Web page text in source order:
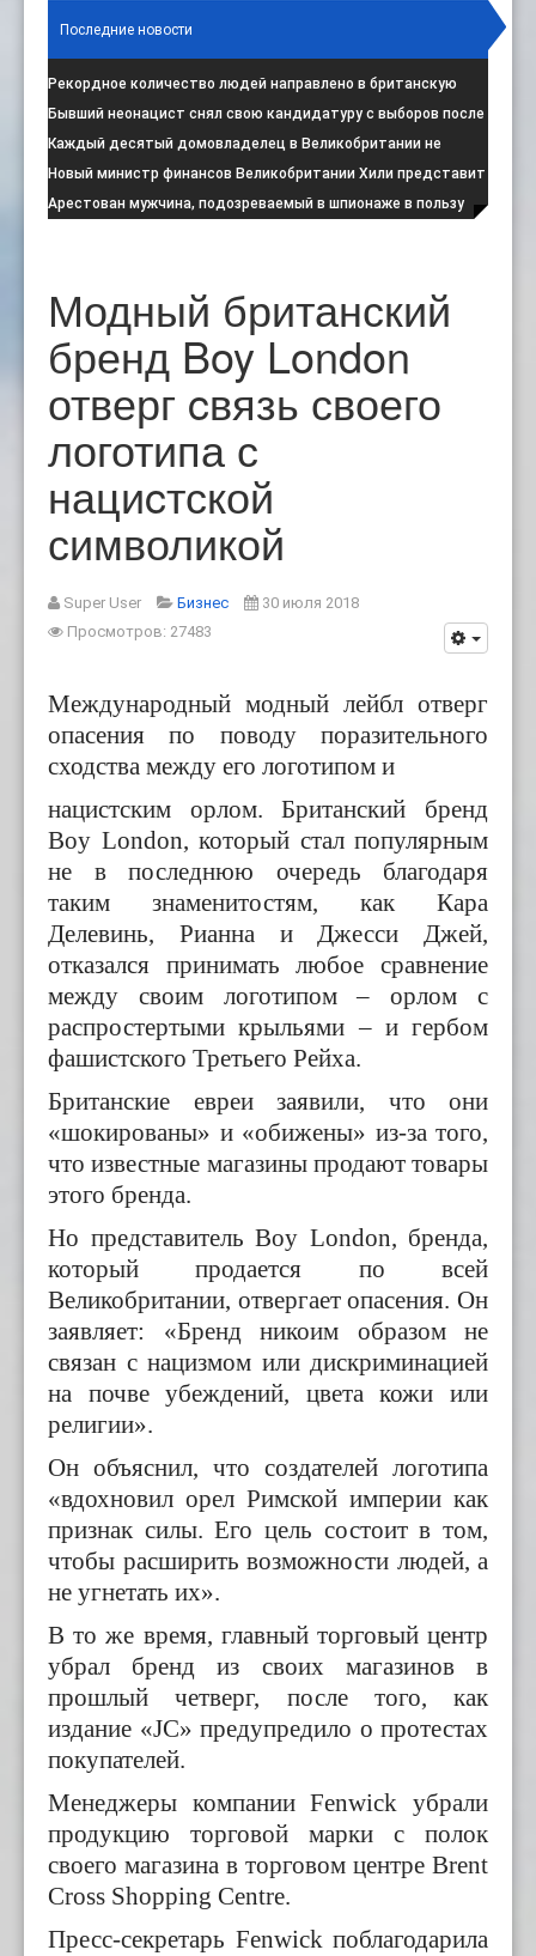
Последние новости
Рекордное количество людей направлено в британскую
программу по борьбе с радикал:
Бывший неонацист снял свою кандидатуру с выборов после
негативной реакции общест:
Каждый десятый домовладелец в Великобритании не
намерен соблюдать запрет на испо:
Новый министр финансов Великобритании Хили представит
свой первый бюджет 28 октя:
Арестован мужчина, подозреваемый в шпионаже в пользу
Модный британский
бренд Boy London
отверг cвязь своего
логотипа с
нациcтской
символикой
Super User Бизнес
30 июля 2018
Просмотров: 27483
Международный модный лейбл отверг
опасения по поводу поразительного
сходства между его логотипом и
нацистским орлом.Британский бренд
Boy London, который стал популярным
не в последнюю очередь благодаря
таким знаменитостям, как Кара
Делевинь, Рианна и Джесси Джей,
отказался принимать любое сравнение
между своим логотипом – орлом с
распростертыми крыльями – и гербом
фашистского Третьего Рейха.
Британские евреи заявили, что они
«шокированы» и «обижены» из-за того,
что известные магазины продают товары
этого бренда.
Но представитель Boy London, бренда,
который продается по всей
Великобритании, отвергает опасения. Он
заявляет: «Бренд никоим образом не
связан с нацизмом или дискриминацией
на почве убеждений, цвета кожи или
религии».
Он объяснил, что создателей логотипа
«вдохновил орел Римской империи как
признак силы. Его цель состоит в том,
чтобы расширить возможности людей, а
не угнетать их».
В то же время, главный торговый центр
убрал бренд из своих магазинов в
прошлый четверг, после того, как
издание «JC» предупредило о протестах
покупателей.
Менеджеры компании Fenwick убрали
продукцию торговой марки с полок
своего магазина в торговом центре Brent
Cross Shopping Centre.
Пресс-секретарь Fenwick поблагодарила